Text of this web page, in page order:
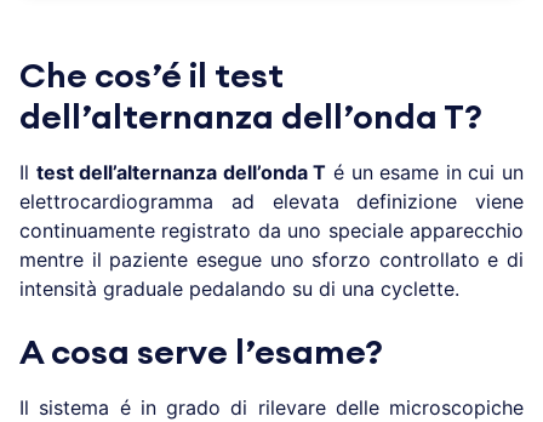
Che cos’é il test
dell’alternanza dell’onda T?
Il test dell’alternanza dell’onda T é un esame in cui un
elettrocardiogramma ad elevata definizione viene
continuamente registrato da uno speciale apparecchio
mentre il paziente esegue uno sforzo controllato e di
intensità graduale pedalando su di una cyclette.
A cosa serve l’esame?
Il sistema é in grado di rilevare delle microscopiche